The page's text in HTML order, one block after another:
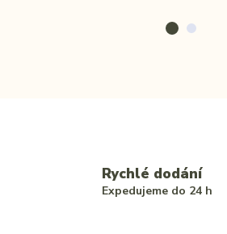
Rychlé dodání
Expedujeme do 24 h